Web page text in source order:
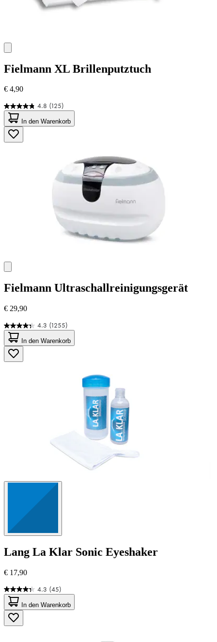
Fielmann XL Brillenputztuch
€ 4,90
4.8 (125)
4.8
von
5
Sternen.
125
In den Warenkorb
Fielmann Ultraschallreinigungsgerät
€ 29,90
4.3 (1255)
4.3
von
5
Sternen.
1255
In den Warenkorb
Lang La Klar Sonic Eyeshaker
€ 17,90
4.3 (45)
4.3
von
5
Sternen.
45
In den Warenkorb